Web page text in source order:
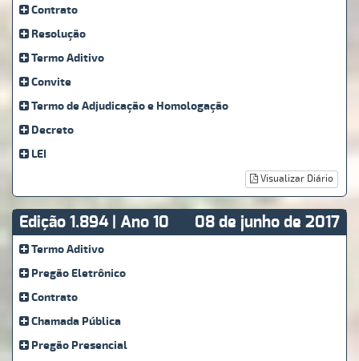
Contrato
Resolução
Termo Aditivo
Convite
Termo de Adjudicação e Homologação
Decreto
LEI
Visualizar Diário
Edição 1.894 | Ano 10 08 de junho de 2017
Termo Aditivo
Pregão Eletrônico
Contrato
Chamada Pública
Pregão Presencial